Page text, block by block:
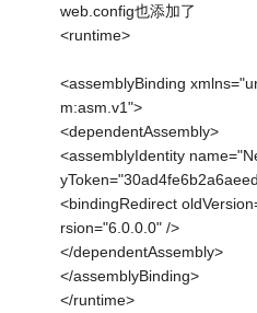
web.config也添加了
<runtime>
<assemblyBinding
m:asm.v1">
<dependentAssembly>
<assemblyIdentity
<bindingRedirect
rsion="6.0.0.0" />
</dependentAssembly>
</assemblyBinding>
</runtime>